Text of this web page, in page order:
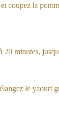
coupez la
minutes,
le yaourt